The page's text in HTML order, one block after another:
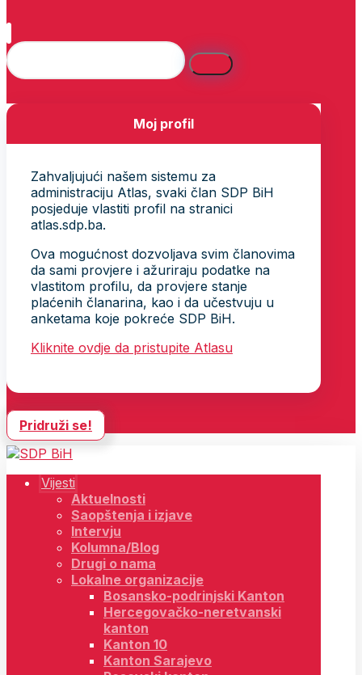
Moj profil
Zahvaljujući našem sistemu za
administraciju Atlas, svaki član SDP BiH
posjeduje vlastiti profil na stranici
atlas.sdp.ba.
Ova mogućnost dozvoljava svim članovima
da sami provjere i ažuriraju podatke na
vlastitom profilu, da provjere stanje
plaćenih članarina, kao i da učestvuju u
anketama koje pokreće SDP BiH.
Kliknite ovdje da pristupite Atlasu
Pridruži se!
Vijesti
Aktuelnosti
Saopštenja i izjave
Intervju
Kolumna/Blog
Drugi o nama
Lokalne organizacije
Bosansko-podrinjski Kanton
Hercegovačko-neretvanski
kanton
Kanton 10
Kanton Sarajevo